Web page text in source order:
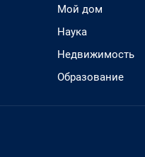
Мой дом
Наука
Недвижимость
Образование